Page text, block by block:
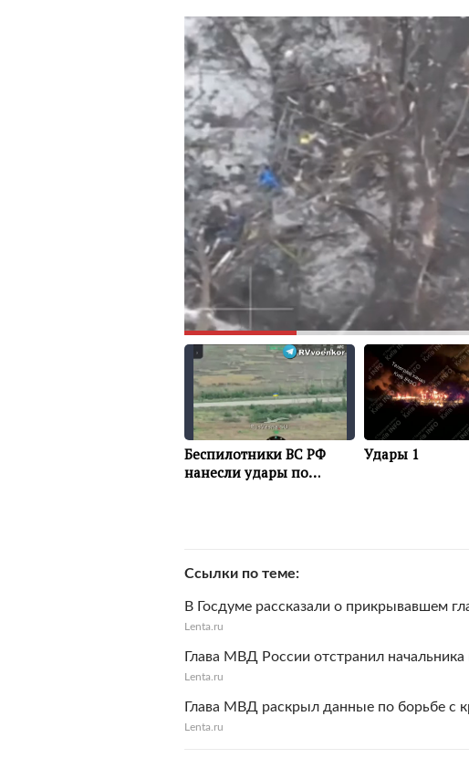
Ссылки по теме
В Госдуме рассказали о прикрывавшем
Lenta.ru
Глава МВД России отстранил
Lenta.ru
Глава МВД раскрыл данные по борьбе с
Lenta.ru